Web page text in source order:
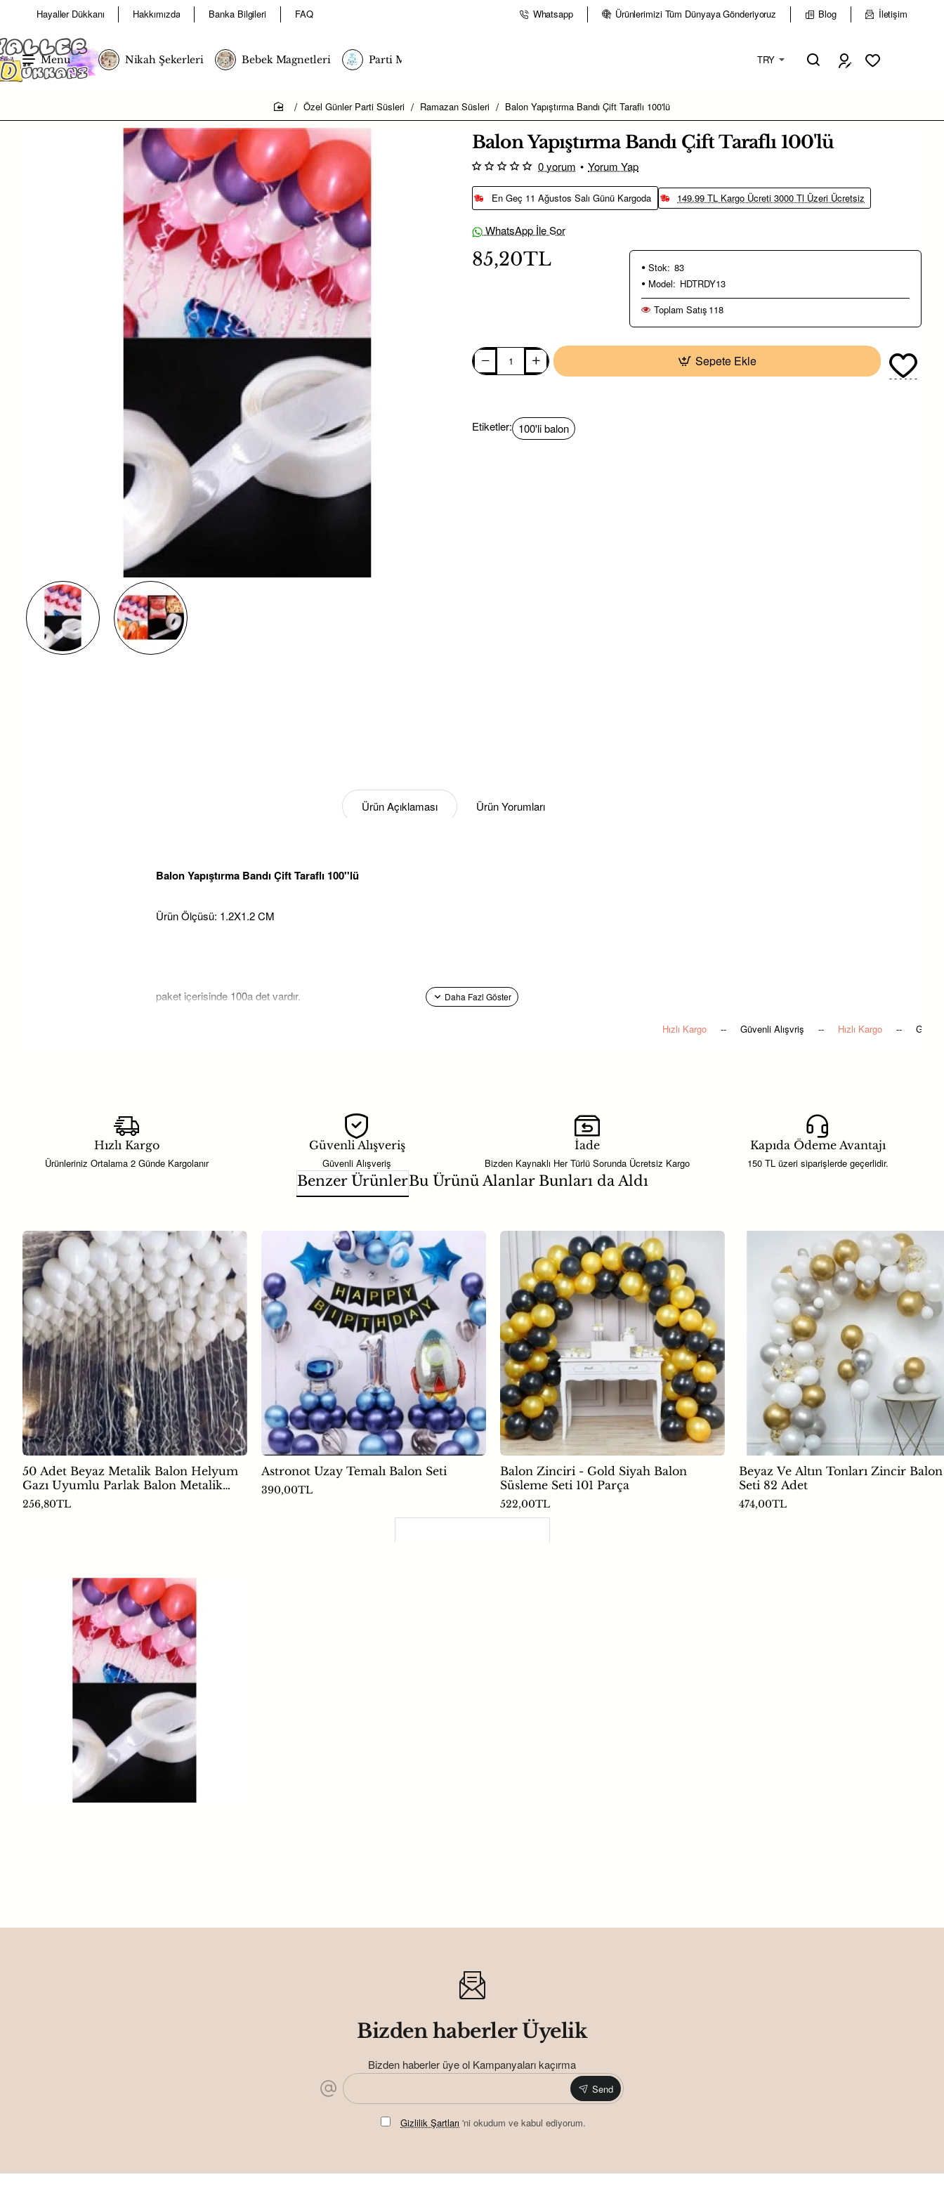
Hayaller Dükkanı Hakkımızda Banka Bilgileri FAQ Whatsapp Ürünlerimizi Tüm Dünyaya Gönderiyoruz Blog İletişim
Menu Nikah Şekerleri Bebek Magnetleri Parti Malzemeleri TRY
home
Özel Günler Parti Süsleri Ramazan Süsleri Balon Yapıştırma Bandı Çift Taraflı 100'lü
Balon Yapıştırma Bandı Çift Taraflı 100'lü
En Geç 11 Ağustos Salı Günü Kargoda 149.99 TL Kargo Ücreti 3000 Tl Üzeri Ücretsiz
WhatsApp İle Sor
0 yorum • Yorum Yap
85,20TL Stok: 83
Model: HDTRDY13
Toplam Satış 118
Sepete Ekle
Etiketler: 100'li balon
Ürün Açıklaması Ürün Yorumları
Balon Yapıştırma Bandı Çift Taraflı 100''lü
Ürün Ölçüsü: 1.2X1.2 CM
paket içerisinde 100a det vardır.
Bu ürün; doğum günü süsleri, parti dekorasyonu ve organizasyon hazırlıklarında kullanılan balon modelleri arasında yer almaktadır.
Balon Yapıştırma Bandı Çift Taraflı 100’’lü modeli; söz, nişan ve düğün gibi özel günlerde nikah şekeri
zamanda doğum günü ve baby shower konseptlerinde
alternatifi olarak da değerlendirilebilen şık bir hediyelik süsleme
seçeneğidir. Konseptinize uygun kombinler oluşturmak için farklı parti malzemeleriile birlikte kullanabilirsiniz.
açıklamada yer aldığı şekilde korunur; toplu organizasyon hazırlıkları için idealdir.
Hızlı Kargo -- Güvenli Alışvriş -- Hızlı Kargo
Hızlı Kargo
Ürünleriniz Ortalama 2 Günde Kargolanır
Güvenli Alışveriş
Güvenli Alışveriş
İade
Bizden Kaynaklı Her Türlü Sorunda Ücretsiz Kargo
Kapıda Ödeme Avantajı
150 TL üzeri siparişlerde geçerlidir.
Benzer ÜrünlerBu Ürünü Alanlar Bunları da Aldı
50 Adet Beyaz Metalik Balon Helyum
Gazı Uyumlu Parlak Balon Metalik
Doğum Günü Süsü
256,80TL
Astronot Uzay Temalı Balon Seti
390,00TL
Balon Zinciri - Gold Siyah Balon
Süsleme Seti 101 Parça
522,00TL
Beyaz Ve Altın Tonları Zincir Balon
Seti 82 Adet
474,00TL
Bizden haberler Üyelik
Bizden haberler üye ol Kampanyaları kaçırma
Send
Gizlilik Şartları 'ni okudum ve kabul ediyorum.